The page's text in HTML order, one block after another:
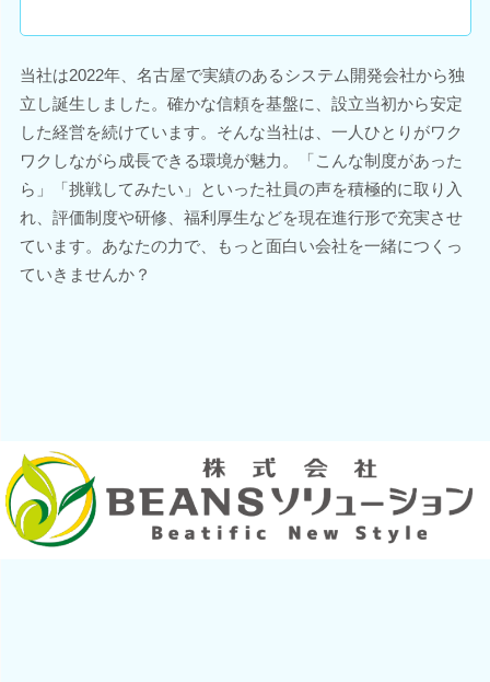
当社は2022年、名古屋で実績のあるシステム開発会社から独
立し誕生しました。確かな信頼を基盤に、設立当初から安定
した経営を続けています。そんな当社は、一人ひとりがワク
ワクしながら成長できる環境が魅力。「こんな制度があった
ら」「挑戦してみたい」といった社員の声を積極的に取り入
れ、評価制度や研修、福利厚生などを現在進行形で充実させ
ています。あなたの力で、もっと面白い会社を一緒につくっ
ていきませんか？